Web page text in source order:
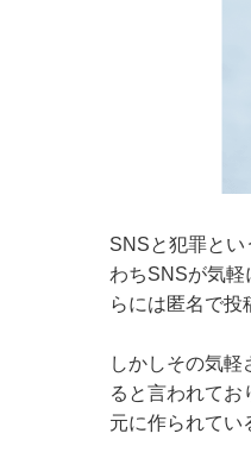
SNSと犯罪とい
わちSNSが気軽
らには匿名で投
しかしその気
ると言われてお
元に作られてい